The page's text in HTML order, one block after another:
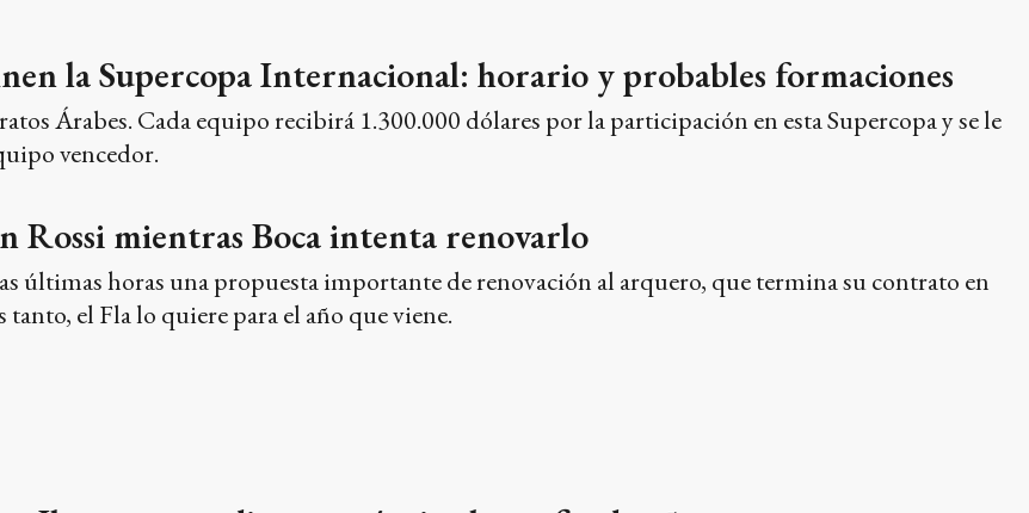
la Supercopa Internacional: horario y probables formaciones
Árabes. Cada equipo recibirá 1.300.000 dólares por la participación en esta Supercopa y se le
vencedor.
Rossi mientras Boca intenta renovarlo
últimas horas una propuesta importante de renovación al arquero, que termina su contrato en
el Fla lo quiere para el año que viene.